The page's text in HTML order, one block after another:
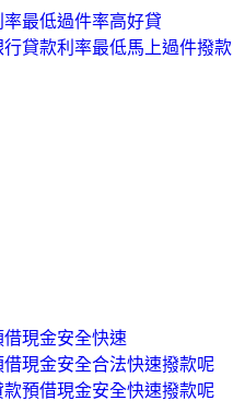
最低過件率高好貸
貸款利率最低馬上過件撥款
現金安全快速
現金安全合法快速撥款呢
預借現金安全快速撥款呢